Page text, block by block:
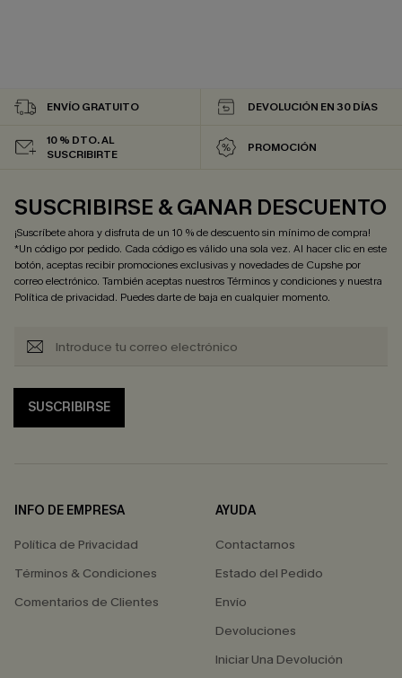
ENVÍO GRATUITO DEVOLUCIÓN EN 30 DÍAS
10 % DTO. AL
SUSCRIBIRTE
PROMOCIÓN
SUSCRIBIRSE & GANAR DESCUENTO
¡Suscríbete ahora y disfruta de un 10 % de descuento sin mínimo de compra!
*Un código por pedido. Cada código es válido una sola vez. Al hacer clic en este
botón, aceptas recibir promociones exclusivas y novedades de Cupshe por
correo electrónico. También aceptas nuestrosTérminos y condicionesy nuestra
Política de privacidad. Puedes darte de baja en cualquier momento.
SUSCRIBIRSE
INFO DE EMPRESA
Política de Privacidad
Términos & Condiciones
Comentarios de Clientes
AYUDA
Contactarnos
Estado del Pedido
Envío
Devoluciones
Iniciar Una Devolución